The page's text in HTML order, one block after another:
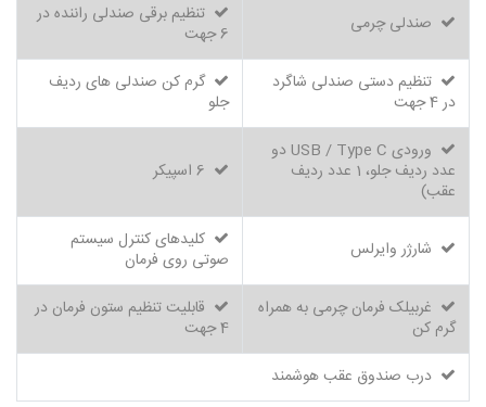
صندلی چرمی تنظیم برقی صندلی راننده در
6 جهت
تنظیم دستی صندلی شاگرد
در 4 جهت
گرم کن صندلی های ردیف
جلو
ورودی USB / Type C دو
عدد ردیف جلو، 1 عدد ردیف
عقب)
شارژر وایرلس کلیدهای کنترل سیستم
صوتی روی فرمان
غربیلک فرمان چرمی به همراه
گرم کن
قابلیت تنظیم ستون فرمان در
4 جهت
درب صندوق عقب هوشمند